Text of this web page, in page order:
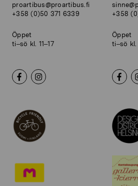
proartibus@proartibus.fi
+358 (0)50 371 6339
Öppet
ti–sö kl. 11–17
+358
Öppet
ti–sö kl.